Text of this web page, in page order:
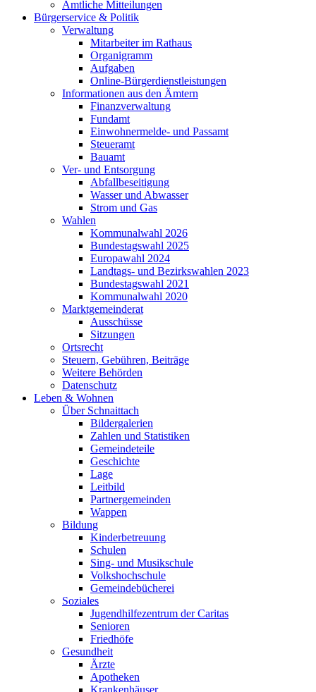
Amtliche Mitteilungen
Bürgerservice & Politik
Verwaltung
Mitarbeiter im Rathaus
Organigramm
Aufgaben
Online-Bürgerdienstleistungen
Informationen aus den Ämtern
Finanzverwaltung
Fundamt
Einwohnermelde- und Passamt
Steueramt
Bauamt
Ver- und Entsorgung
Abfallbeseitigung
Wasser und Abwasser
Strom und Gas
Wahlen
Kommunalwahl 2026
Bundestagswahl 2025
Europawahl 2024
Landtags- und Bezirkswahlen 2023
Bundestagswahl 2021
Kommunalwahl 2020
Marktgemeinderat
Ausschüsse
Sitzungen
Ortsrecht
Steuern, Gebühren, Beiträge
Weitere Behörden
Datenschutz
Leben & Wohnen
Über Schnaittach
Bildergalerien
Zahlen und Statistiken
Gemeindeteile
Geschichte
Lage
Leitbild
Partnergemeinden
Wappen
Bildung
Kinderbetreuung
Schulen
Sing- und Musikschule
Volkshochschule
Gemeindebücherei
Soziales
Jugendhilfezentrum der Caritas
Senioren
Friedhöfe
Gesundheit
Ärzte
Apotheken
Krankenhäuser